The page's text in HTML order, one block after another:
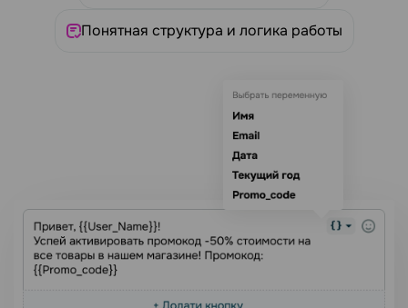
Понятная структура и логика работы